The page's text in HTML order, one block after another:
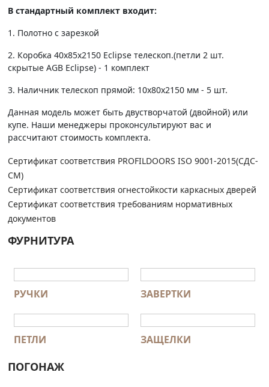
В стандартный комплект входит:
1. Полотно c зарезкой
2. Коробка 40х85х2150 Eclipse телескоп.(петли 2 шт.
скрытые AGB Eclipse) - 1 комплект
3. Наличник телескоп прямой: 10х80х2150 мм - 5 шт.
Данная модель может быть двустворчатой (двойной) или
купе. Наши менеджеры проконсультируют вас и
рассчитают стоимость комплекта.
Сертификат соответствия PROFILDOORS ISO 9001-2015(СДС-
СМ)
Сертификат соответствия огнестойкости каркасных дверей
Сертификат соответствия требованиям нормативных
документов
ФУРНИТУРА
РУЧКИ ЗАВЕРТКИ
ПЕТЛИ ЗАЩЕЛКИ
ПОГОНАЖ